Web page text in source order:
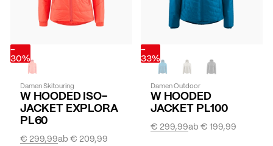
-
30%
Damen Skitouring
W HOODED ISO-
JACKET EXPLORA
PL60
ab€ 209,99
€ 299,99
-
33%
Damen Outdoor
W HOODED
JACKET PL100
ab€ 199,99
€ 299,99